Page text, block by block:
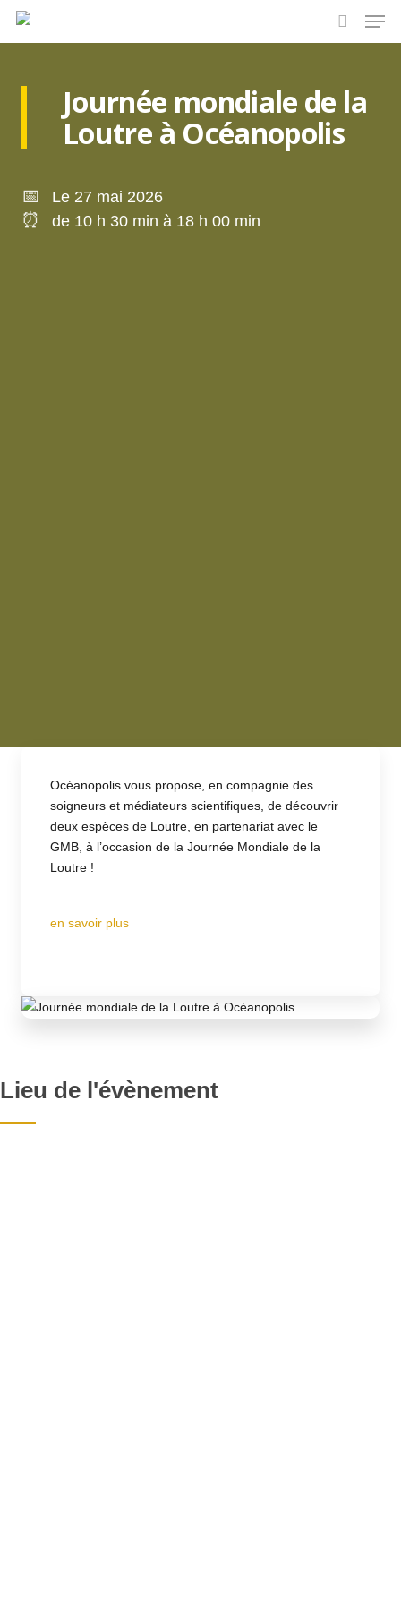
Skip
search
Journée mondiale de la
Loutre à Océanopolis
📅 Le 27 mai 2026
⏰ de 10 h 30 min à 18 h 00 min
Océanopolis vous propose, en compagnie des
soigneurs et médiateurs scientifiques, de découvrir
deux espèces de Loutre, en partenariat avec le
GMB, à l’occasion de la Journée Mondiale de la
Loutre !
en savoir plus
Lieu de l'évènement